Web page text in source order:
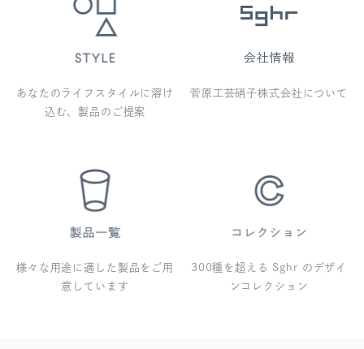
あなたのライフスタイルに溶け
込む、製品のご提案
菅原工芸硝子株式会社について
様々な用途に適した製品をご用
意しています
300種を超える Sghr のデザイ
ンコレクション